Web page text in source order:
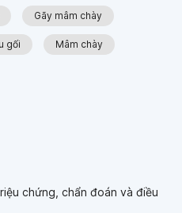
Gãy mâm chày
gối Mâm chày
chứng, chẩn đoán và điều